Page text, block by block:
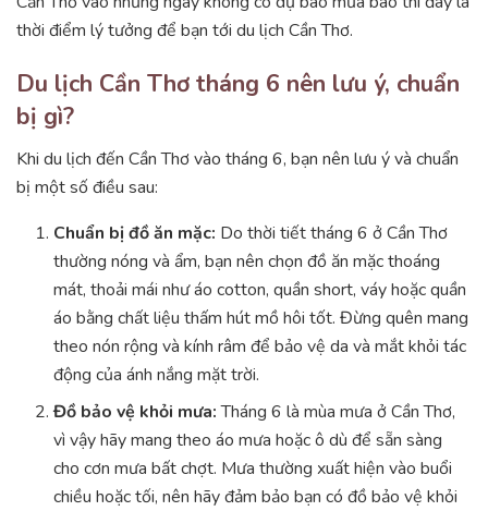
thời điểm lý tưởng để bạn tới du lịch Cần Thơ.
Du lịch Cần Thơ tháng 6 nên lưu ý, chuẩn
bị gì?
Khi du lịch đến Cần Thơ vào tháng 6, bạn nên lưu ý và chuẩn
bị một số điều sau:
Chuẩn bị đồ ăn mặc: Do thời tiết tháng 6 ở Cần Thơ
thường nóng và ẩm, bạn nên chọn đồ ăn mặc thoáng
mát, thoải mái như áo cotton, quần short, váy hoặc quần
áo bằng chất liệu thấm hút mồ hôi tốt. Đừng quên mang
theo nón rộng và kính râm để bảo vệ da và mắt khỏi tác
động của ánh nắng mặt trời.
Đồ bảo vệ khỏi mưa:Tháng 6 là mùa mưa ở Cần Thơ,
vì vậy hãy mang theo áo mưa hoặc ô dù để sẵn sàng
cho cơn mưa bất chợt. Mưa thường xuất hiện vào buổi
chiều hoặc tối, nên hãy đảm bảo bạn có đồ bảo vệ khỏi